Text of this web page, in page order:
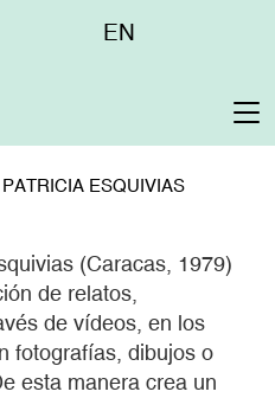
Menú
EN
PATRICIA ESQUIVIAS
(Caracas, 1979)
de relatos,
de vídeos, en los
fotografías, dibujos o
esta manera crea un